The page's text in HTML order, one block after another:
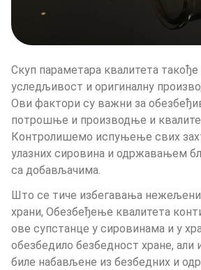
Скуп параметара квалитета такође
уследљивост и оригиналну
Ови фактори су важни за
потрошње и производње и
Контролишемо испуњење свих
улазних сировина и одржавањем
са добављачима.
Што се тиче избегавања
храни, Обезбеђење квалитета
ове супстанце у сировинама и у
обезбедило безбедност хране, али
биле набављене из безбедних и